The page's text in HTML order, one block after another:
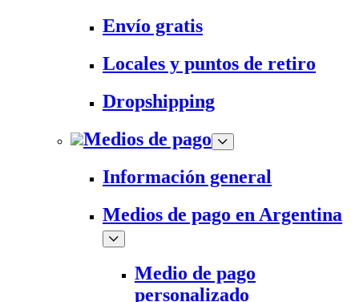
Envío gratis
Locales y puntos de retiro
Dropshipping
Medios de pago
Información general
Medios de pago en Argentina
Medio de pago
personalizado